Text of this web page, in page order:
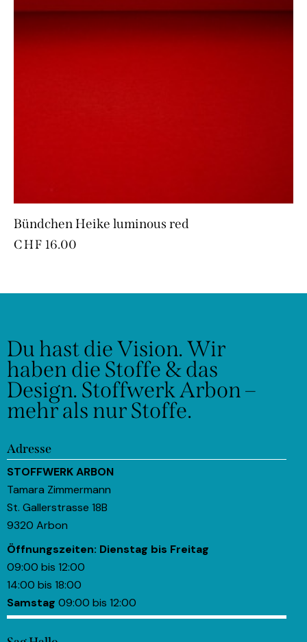
Bündchen Heike luminous red
CHF 16.00
Du hast die Vision.Wir
haben die Stoffe & das
Design. Stoffwerk Arbon –
mehr als nur Stoffe.
Adresse
STOFFWERK ARBON
Tamara Zimmermann
St. Gallerstrasse 18B
9320 Arbon
Öffnungszeiten: Dienstag bis Freitag
09:00 bis 12:00
14:00 bis 18:00
Samstag 09:00 bis 12:00